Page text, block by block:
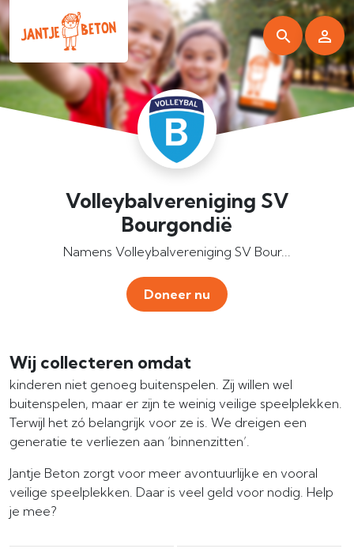
Volleybalvereniging SV
Bourgondië
Namens Volleybalvereniging SV Bour...
Doneer nu
Wij collecteren omdat
kinderen niet genoeg buitenspelen. Zij willen wel
buitenspelen, maar er zijn te weinig veilige speelplekken.
Terwijl het zó belangrijk voor ze is. We dreigen een
generatie te verliezen aan ‘binnenzitten’.
Jantje Beton zorgt voor meer avontuurlijke en vooral
veilige speelplekken. Daar is veel geld voor nodig. Help
je mee?